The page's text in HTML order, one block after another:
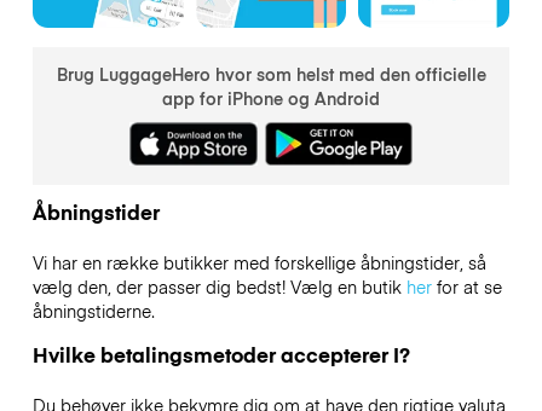
Brug LuggageHero hvor som helst med den officielle
app for iPhone og Android
Åbningstider
Vi har en række butikker med forskellige åbningstider, så
vælg den, der passer dig bedst! Vælg en butik herfor at se
åbningstiderne.
Hvilke betalingsmetoder accepterer I?
Du behøver ikke bekymre dig om at have den rigtige valuta